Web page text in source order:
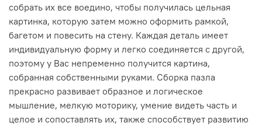
собрать их все воедино, чтобы получилась цельная
картинка, которую затем можно оформить рамкой,
багетом и повесить на стену. Каждая деталь имеет
индивидуальную форму и легко соединяется с другой,
поэтому у Вас непременно получится картина,
собранная собственными руками. Сборка пазла
прекрасно развивает образное и логическое
мышление, мелкую моторику, умение видеть часть и
целое и сопоставлять их, также способствует развитию